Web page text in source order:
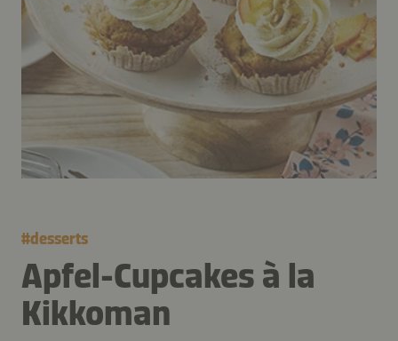
#desserts
Apfel-Cupcakes à la
Kikkoman